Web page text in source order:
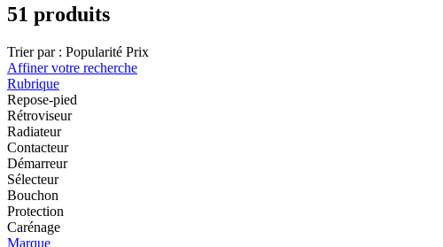
51 produits
Trier par : Popularité Prix
Affiner votre recherche
Rubrique
Repose-pied
Rétroviseur
Radiateur
Contacteur
Démarreur
Sélecteur
Bouchon
Protection
Carénage
Marque